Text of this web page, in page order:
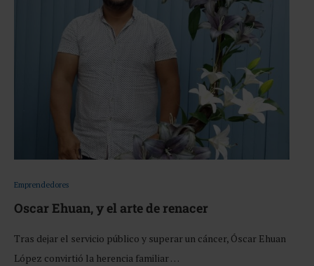
Emprendedores
Oscar Ehuan, y el arte de renacer
Tras dejar el servicio público y superar un cáncer, Óscar Ehuan
López convirtió la herencia familiar …